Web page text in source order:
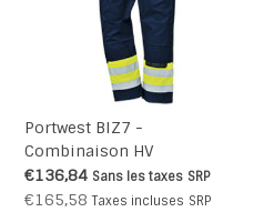
Portwest BIZ7 -
Combinaison HV
Antistatique Bizweld™ -
YeNa - R
€136,84 Sans les taxes SRP
€165,58 Taxes incluses SRP